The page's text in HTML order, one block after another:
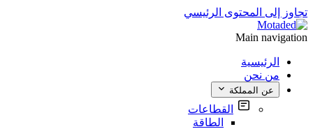
تجاوز إلى المحتوى الرئيسي
Main navigation
الرئيسية
من نحن
عن المملكة
القطاعات
الطاقة